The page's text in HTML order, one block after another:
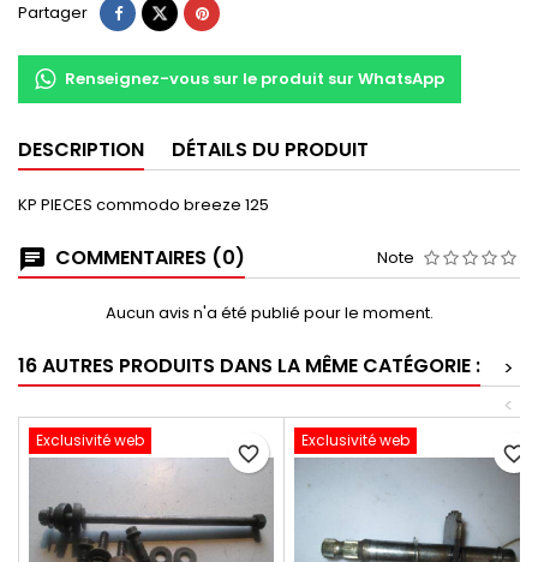
Partager
Renseignez-vous sur le produit sur WhatsApp
DESCRIPTION DÉTAILS DU PRODUIT
KP PIECES commodo breeze 125
COMMENTAIRES (0) Note
Aucun avis n'a été publié pour le moment.
16 AUTRES PRODUITS DANS LA MÊME CATÉGORIE :
>
<
Exclusivité web
favorite_border
Exclusivité web
favorite_border